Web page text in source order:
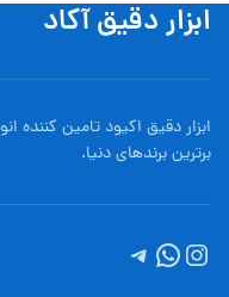
ابزار دقیق آکاد
ابزار دقیق اکیود تامین کننده
برترین برندهای دنیا.